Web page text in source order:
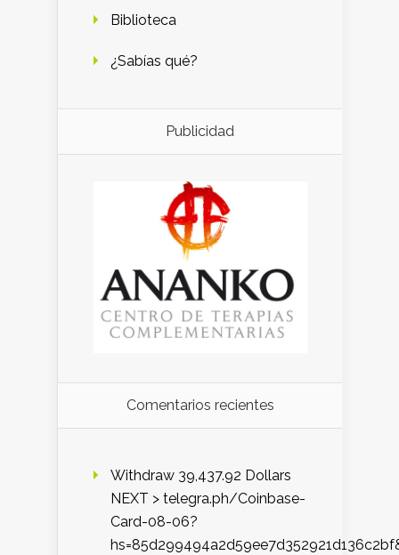
Biblioteca
¿Sabías qué?
Publicidad
Comentarios recientes
Withdraw 39,437.92 Dollars
NEXT > telegra.ph/Coinbase-
Card-08-06?